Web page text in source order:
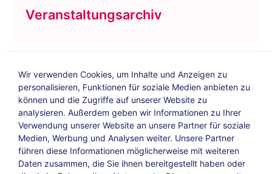
Veranstaltungsarchiv
Bildungs-Blog| Instagram| Facebook|
YouTube
Wir verwenden Cookies, um Inhalte und Anzeigen zu
personalisieren, Funktionen für soziale Medien anbieten zu
können und die Zugriffe auf unserer Website zu
analysieren. Außerdem geben wir Informationen zu Ihrer
Verwendung unserer Website an unsere Partner für soziale
Medien, Werbung und Analysen weiter. Unsere Partner
führen diese Informationen möglicherweise mit weiteren
Daten zusammen, die Sie ihnen bereitgestellt haben oder